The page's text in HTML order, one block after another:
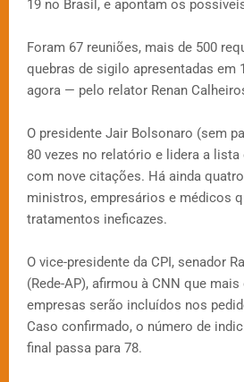
19 no Brasil, e apontam os
Foram 67 reuniões, mais de 500
quebras de sigilo apresentadas em
agora — pelo relator Renan
O presidente Jair Bolsonaro (sem
80 vezes no relatório e lidera a
com nove citações. Há ainda
ministros, empresários e médicos
tratamentos ineficazes.
O vice-presidente da CPI, senador
(Rede-AP), afirmou à CNN que
empresas serão incluídos nos
Caso confirmado, o número de
final passa para 78.